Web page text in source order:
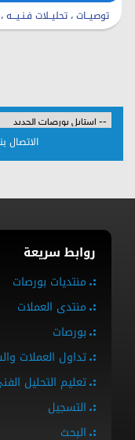
توصيــات ، تحليــلات
الاتصال
روابط سريعة
منتديات بورصات
منتدى العملات
بورصات
تداول العملات
تعليم التحليل
التسجيل
البحث